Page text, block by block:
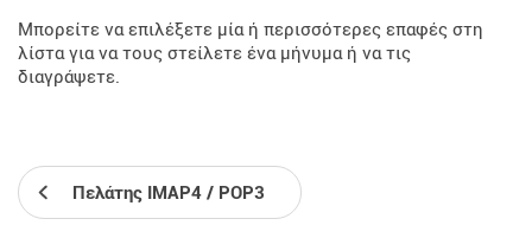
Μπορείτε να επιλέξετε μία ή περισσότερες επαφές στη
λίστα για να τους στείλετε ένα μήνυμα ή να τις
διαγράψετε.
Πελάτης IMAP4 / POP3